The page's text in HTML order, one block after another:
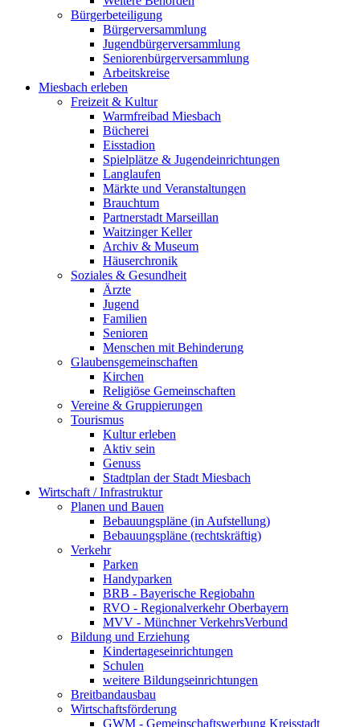
Bürgerbeteiligung
Bürgerversammlung
Jugendbürgerversammlung
Seniorenbürgerversammlung
Arbeitskreise
Miesbach erleben
Freizeit & Kultur
Warmfreibad Miesbach
Bücherei
Eisstadion
Spielplätze & Jugendeinrichtungen
Langlaufen
Märkte und Veranstaltungen
Brauchtum
Partnerstadt Marseillan
Waitzinger Keller
Archiv & Museum
Häuserchronik
Soziales & Gesundheit
Ärzte
Jugend
Familien
Senioren
Menschen mit Behinderung
Glaubensgemeinschaften
Kirchen
Religiöse Gemeinschaften
Vereine & Gruppierungen
Tourismus
Kultur erleben
Aktiv sein
Genuss
Stadtplan der Stadt Miesbach
Wirtschaft / Infrastruktur
Planen und Bauen
Bebauungspläne (in Aufstellung)
Bebauungspläne (rechtskräftig)
Verkehr
Parken
Handyparken
BRB - Bayerische Regiobahn
RVO - Regionalverkehr Oberbayern
MVV - Münchner VerkehrsVerbund
Bildung und Erziehung
Kindertageseinrichtungen
Schulen
weitere Bildungseinrichtungen
Breitbandausbau
Wirtschaftsförderung
GWM - Gemeinschaftswerbung Kreisstadt